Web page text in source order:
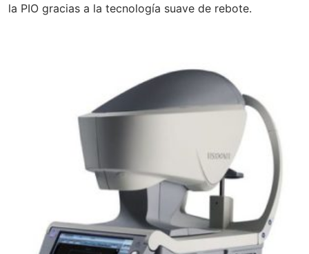
la PIO gracias a la tecnología suave de rebote.